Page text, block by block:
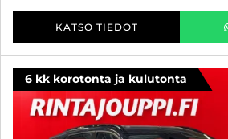
KATSO TIEDOT
6 kk korotonta ja kulutonta